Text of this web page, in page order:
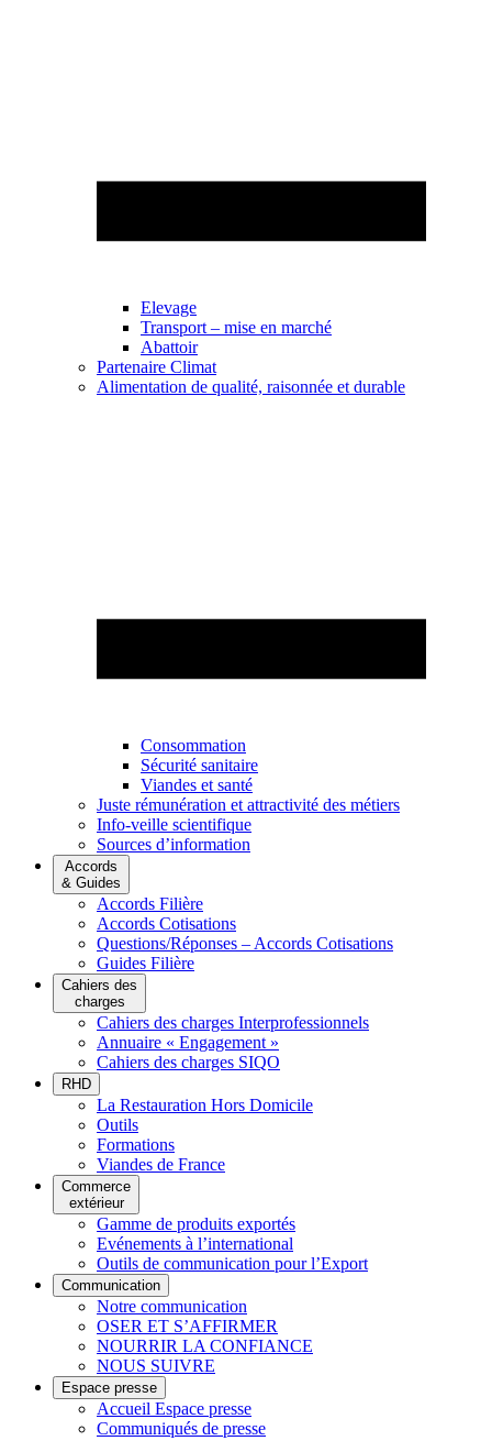
Elevage
Transport – mise en marché
Abattoir
Partenaire Climat
Alimentation de qualité, raisonnée et durable
Consommation
Sécurité sanitaire
Viandes et santé
Juste rémunération et attractivité des métiers
Info-veille scientifique
Sources d’information
Accords
& Guides
Accords Filière
Accords Cotisations
Questions/Réponses – Accords Cotisations
Guides Filière
Cahiers des
charges
Cahiers des charges Interprofessionnels
Annuaire « Engagement »
Cahiers des charges SIQO
RHD
La Restauration Hors Domicile
Outils
Formations
Viandes de France
Commerce
extérieur
Gamme de produits exportés
Evénements à l’international
Outils de communication pour l’Export
Communication
Notre communication
OSER ET S’AFFIRMER
NOURRIR LA CONFIANCE
NOUS SUIVRE
Espace presse
Accueil Espace presse
Communiqués de presse